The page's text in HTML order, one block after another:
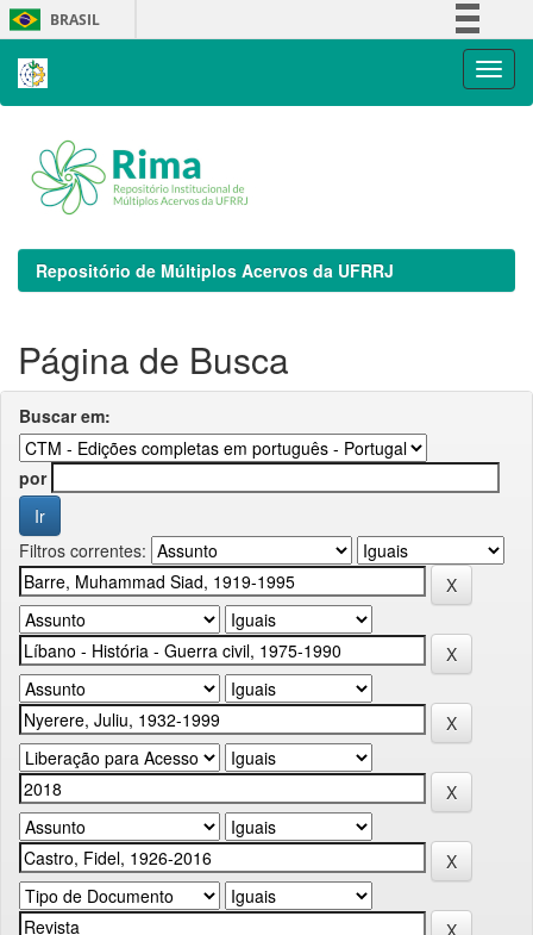
Skip
navigation
BRASIL
Repositório de Múltiplos Acervos da UFRRJ
Página de Busca
Buscar em:
por
Filtros correntes: